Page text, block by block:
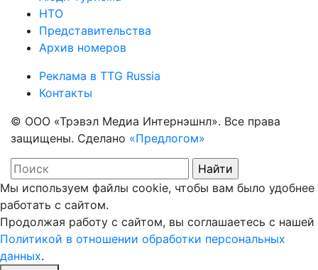
НТО
Представительства
Архив номеров
Реклама в TTG Russia
Контакты
© ООО «Трэвэл Медиа Интернэшнл». Все права
защищены. Сделано «Предлогом»
Мы используем файлы cookie, чтобы вам было удобнее
работать с сайтом.
Продолжая работу с сайтом, вы соглашаетесь с нашей
Политикой в отношении обработки персональных
данных.